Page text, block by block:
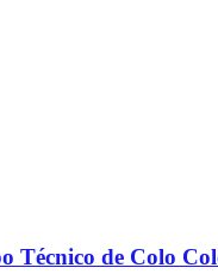
de Colo